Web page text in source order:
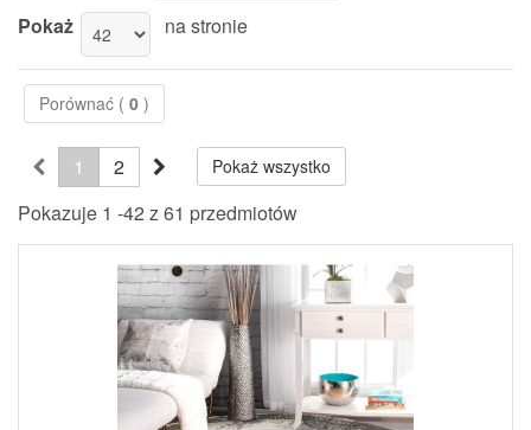
Pokaż na stronie
Porównać ( 0 )
Pokaż wszystko
1
2
Pokazuje 1 -42 z 61 przedmiotów